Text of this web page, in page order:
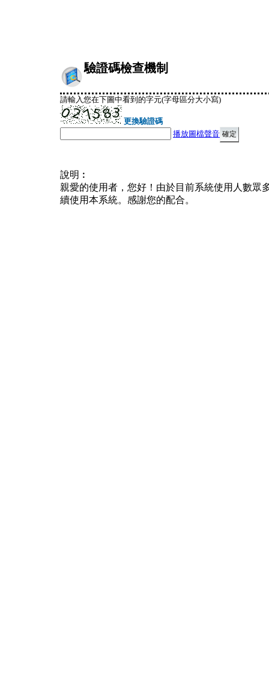
驗證碼檢查機制
請輸入您在下圖中看到的字元(字母區分大小寫)
更換驗證碼
播放圖檔聲音
說明︰
親愛的使用者，您好！由於目前系統使用人數眾
續使用本系統。感謝您的配合。